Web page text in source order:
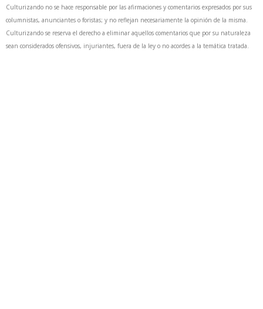
Culturizando no se hace responsable por las afirmaciones y comentarios expresados por sus
columnistas, anunciantes o foristas; y no reflejan necesariamente la opinión de la misma.
Culturizando se reserva el derecho a eliminar aquellos comentarios que por su naturaleza
sean considerados ofensivos, injuriantes, fuera de la ley o no acordes a la temática tratada.